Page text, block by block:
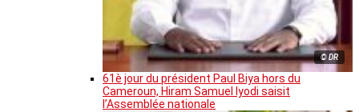
© DR
61è jour du président Paul Biya hors du
Cameroun, Hiram Samuel Iyodi saisit
l’Assemblée nationale